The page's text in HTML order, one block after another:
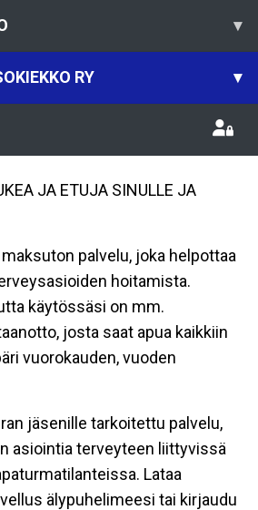
▾
RY ▾
JA ETUJA SINULLE JA
palvelu, joka helpottaa
hoitamista.
käytössäsi on mm.
josta saat apua kaikkiin
vuorokauden, vuoden
jäsenille tarkoitettu palvelu,
asiointia terveyteen liittyvissä
Lataa
älypuhelimeesi tai kirjaudu